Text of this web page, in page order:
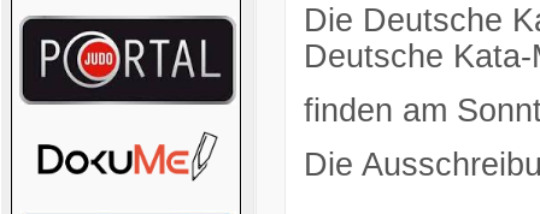
Die Deutsche
Deutsche
finden am
Die